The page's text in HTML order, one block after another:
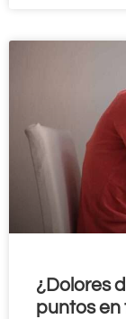
¿Dolores
puntos en